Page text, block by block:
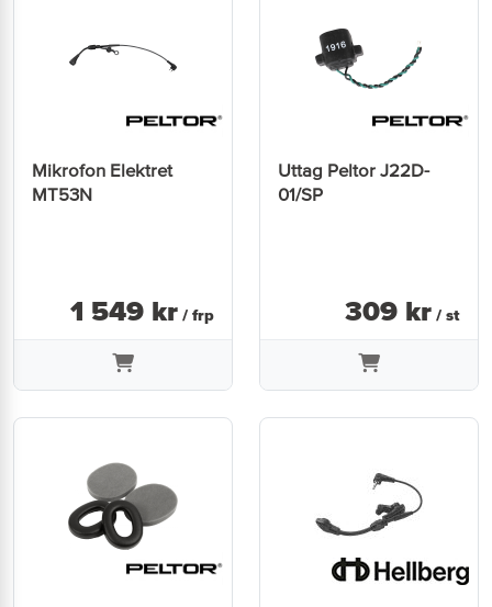
Mikrofon Elektret
MT53N
1 549 kr / frp
Uttag Peltor J22D-
01/SP
309 kr / st